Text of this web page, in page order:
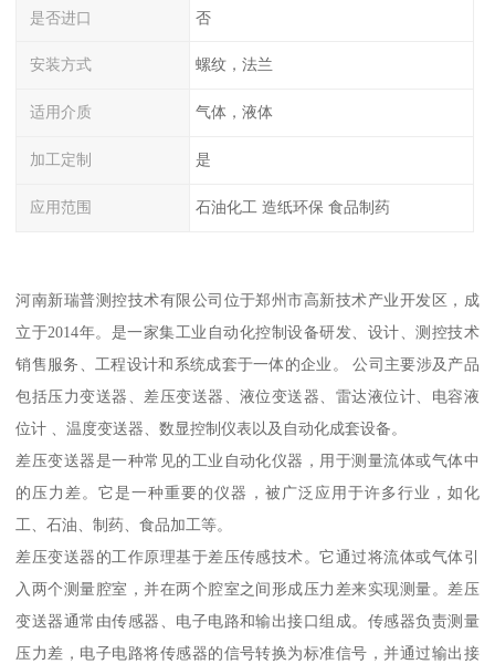
是否进口 否
安装方式 螺纹，法兰
适用介质 气体，液体
加工定制 是
应用范围 石油化工 造纸环保 食品制药
河南新瑞普测控技术有限公司位于郑州市高新技术产业开发区，成
立于2014年。是一家集工业自动化控制设备研发、设计、测控技术
销售服务、工程设计和系统成套于一体的企业。 公司主要涉及产品
包括压力变送器、差压变送器、液位变送器、雷达液位计、电容液
位计 、温度变送器、数显控制仪表以及自动化成套设备。
差压变送器是一种常见的工业自动化仪器，用于测量流体或气体中
的压力差。它是一种重要的仪器，被广泛应用于许多行业，如化
工、石油、制药、食品加工等。
差压变送器的工作原理基于差压传感技术。它通过将流体或气体引
入两个测量腔室，并在两个腔室之间形成压力差来实现测量。差压
变送器通常由传感器、电子电路和输出接口组成。传感器负责测量
压力差，电子电路将传感器的信号转换为标准信号，并通过输出接